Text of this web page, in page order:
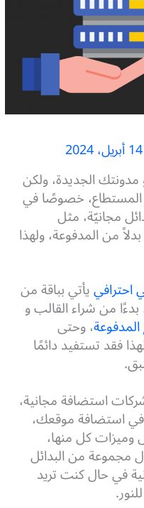
14 أبريل، 2024
مدونتك الجديدة، ولكن
المستطاع، خصوصًا في
مجانيّة، مثل
من المدفوعة، ولهذا
احترافييأتي بباقة من
من شراء القالب و
، وحتى
فقد تستفيد دائمًا
استضافة مجانية،
في استضافة موقعك،
كل منها،
مجموعة من البدائل
في حال كنت تريد